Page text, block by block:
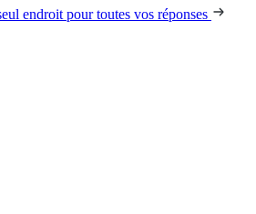
endroit pour toutes vos réponses